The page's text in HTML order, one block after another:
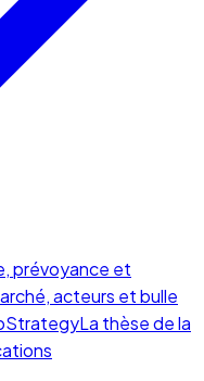
prévoyance et
acteurs et bulle
La thèse de la